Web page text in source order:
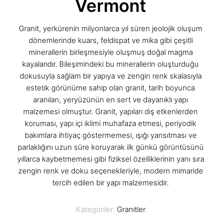
Vermont
Granit, yerkürenin milyonlarca yıl süren jeolojik oluşum
dönemlerinde kuars, feldispat ve mika gibi çeşitli
minerallerin birleşmesiyle oluşmuş doğal magma
kayalarıdır. Bileşimindeki bu minerallerin oluşturduğu
dokusuyla sağlam bir yapıya ve zengin renk skalasıyla
estetik görünüme sahip olan granit, tarih boyunca
aranılan, yeryüzünün en sert ve dayanıklı yapı
malzemesi olmuştur. Granit, yapıları dış etkenlerden
koruması, yapı içi iklimi muhafaza etmesi, periyodik
bakımlara ihtiyaç göstermemesi, ışığı yansıtması ve
parlaklığını uzun süre koruyarak ilk günkü görüntüsünü
yıllarca kaybetmemesi gibi fiziksel özelliklerinin yanı sıra
zengin renk ve doku seçenekleriyle, modern mimaride
tercih edilen bir yapı malzemesidir.
Kategoriler: Granitler